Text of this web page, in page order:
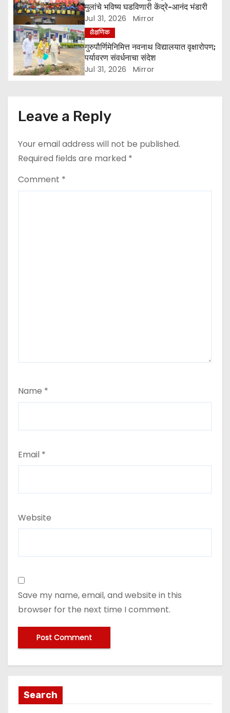
o
n
मुलांचे भविष्य घडविणारी केंद्रे-आनंद भंडारी
Jul 31, 2026 Mirror
शैक्षणिक
गुरुपौर्णिमेनिमित्त नवनाथ विद्यालयात वृक्षारोपण;
पर्यावरण संवर्धनाचा संदेश
Jul 31, 2026 Mirror
Leave a Reply
Your email address will not be published.
Required fields are marked *
Comment *
Name *
Email *
Website
Save my name, email, and website in this
browser for the next time I comment.
Search